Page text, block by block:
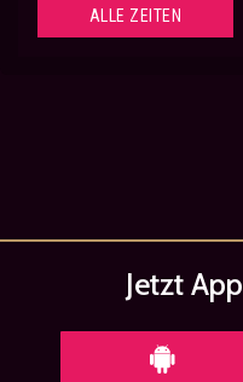
ALLE ZEITEN
Jetzt App